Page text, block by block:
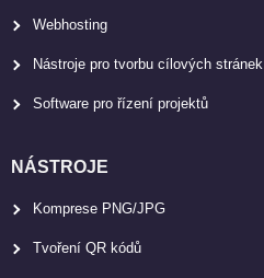
Webhosting
Nástroje pro tvorbu cílových stránek
Software pro řízení projektů
NÁSTROJE
Komprese PNG/JPG
Tvoření QR kódů